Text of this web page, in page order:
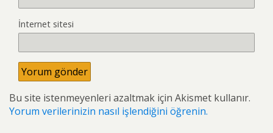
İnternet sitesi
Bu site istenmeyenleri azaltmak için Akismet kullanır.
Yorum verilerinizin nasıl işlendiğini öğrenin.